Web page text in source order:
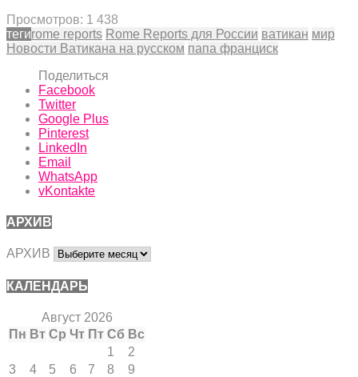
Просмотров: 1 438
тегиrome reports Rome Reports для России ватикан мир
Новости Ватикана на русском папа франциск
Поделиться
Facebook
Twitter
Google Plus
Pinterest
LinkedIn
Email
WhatsApp
vKontakte
АРХИВ
АРХИВ
КАЛЕНДАРЬ
Август 2026
Пн Вт Ср Чт Пт Сб Вс
1
2
3
4 5 6 7 8
9